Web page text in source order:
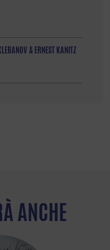
& ERNEST KANITZ
ANCHE